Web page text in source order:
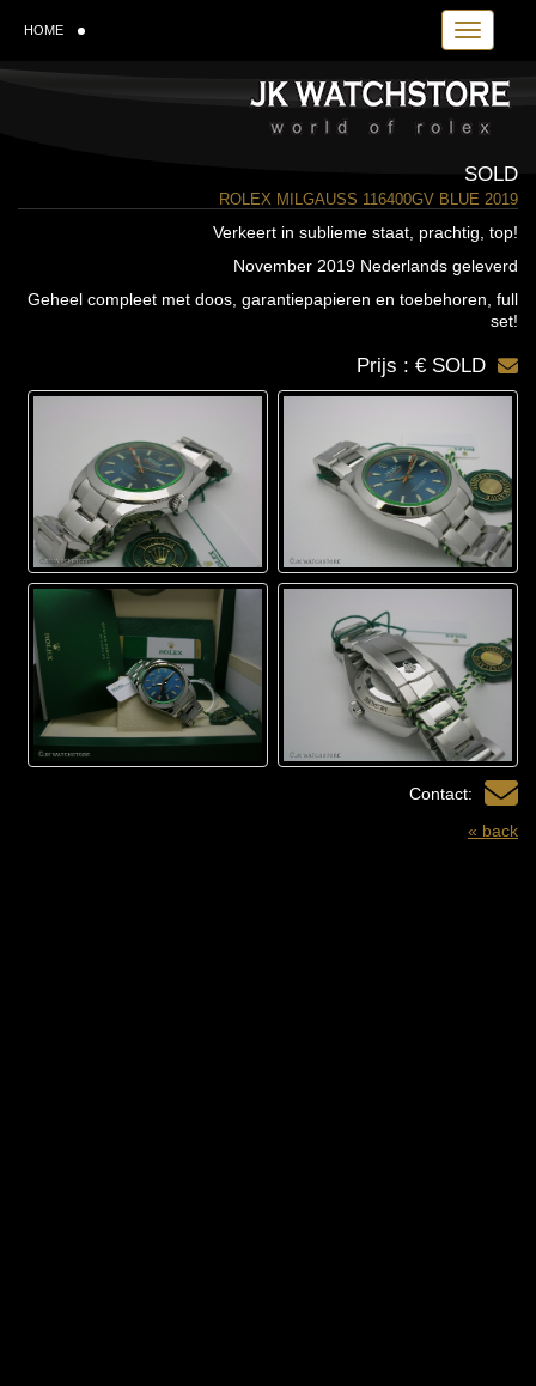
Toggle
HOME
SOLD
ROLEX MILGAUSS 116400GV BLUE 2019
Verkeert in sublieme staat, prachtig, top!
November 2019 Nederlands geleverd
Geheel compleet met doos, garantiepapieren en toebehoren, full
set!
Prijs : € SOLD
Contact:
« back